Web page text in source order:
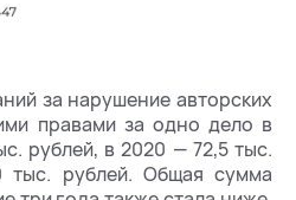
за нарушение авторских
правами за одно дело в
рублей, в 2020 — 72,5 тыс.
рублей. Общая сумма